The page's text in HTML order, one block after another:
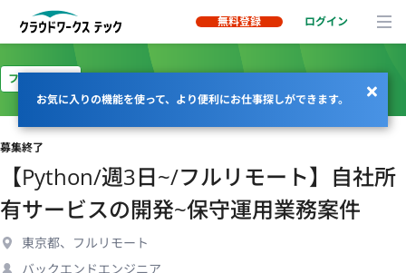
無料登録 ログイン
お気に入りの機能を使って、より便利にお仕事探しができます。
フルリモート
募集終了
【Python/週3日~/フルリモート】自社所
有サービスの開発~保守運用業務案件
東京都、フルリモート
バックエンドエンジニア